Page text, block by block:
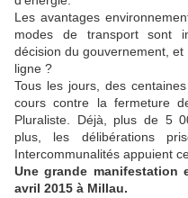
Les avantages
modes de transport sont
décision du gouvernement,
ligne ?
Tous les jours, des
cours contre la fermeture
Pluraliste. Déjà, plus de 5
plus, les délibérations
Intercommunalités appuient
Une grande manifestation
avril 2015 à Millau.